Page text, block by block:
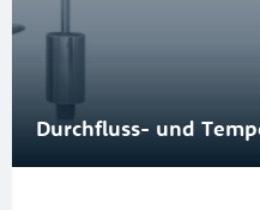
Durchfluss- und